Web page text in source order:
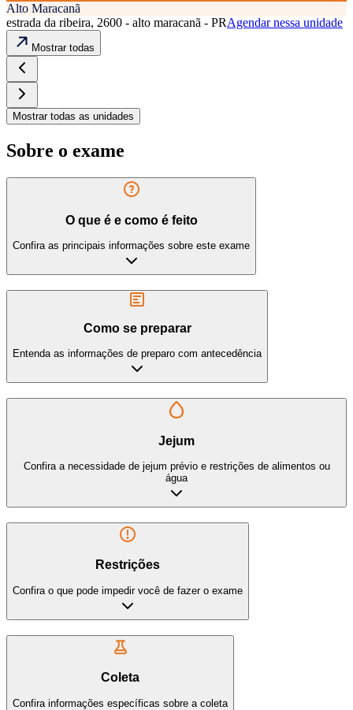
Alto Maracanã
estrada da ribeira, 2600 - alto maracanã - PRAgendar nessa unidade
Mostrar todas
Mostrar todas as unidades
Sobre o exame
O que é e como é feito
Confira as principais informações sobre este exame
Como se preparar
Entenda as informações de preparo com antecedência
Jejum
Confira a necessidade de jejum prévio e restrições de alimentos ou
água
Restrições
Confira o que pode impedir você de fazer o exame
Coleta
Confira informações específicas sobre a coleta